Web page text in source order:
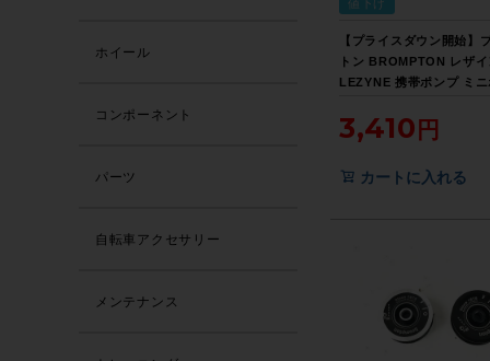
値下げ
【プライスダウン開始】
トン BROMPTON レザ
LEZYNE 携帯ポンプ ミ
3,410
カートに入れる
ホイール
コンポーネント
パーツ
自転車アクセサリー
メンテナンス